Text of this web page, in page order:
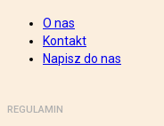
O nas
Kontakt
Napisz do nas
REGULAMIN